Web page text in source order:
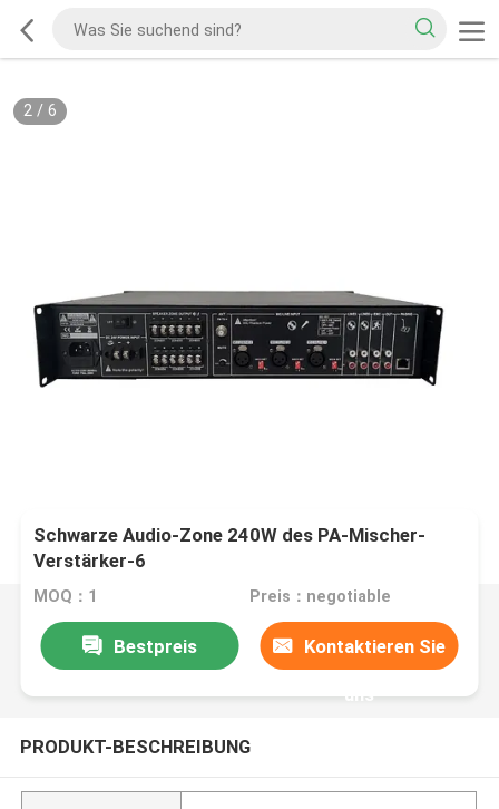
2/ 6
Schwarze Audio-Zone 240W des PA-Mischer-
Verstärker-6
MOQ：1 Preis：negotiable
Bestpreis Kontaktieren Sie
uns
PRODUKT-BESCHREIBUNG